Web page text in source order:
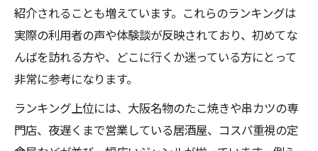
紹介されることも増えています。これらのランキングは
実際の利用者の声や体験談が反映されており、初めてな
んばを訪れる方や、どこに行くか迷っている方にとって
非常に参考になります。
ランキング上位には、大阪名物のたこ焼きや串カツの専
門店、夜遅くまで営業している居酒屋、コスパ重視の定